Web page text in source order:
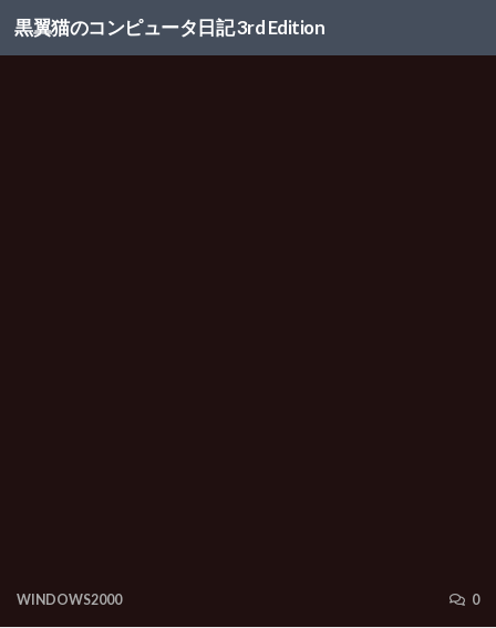
コンテンツへスキップ
黒翼猫のコンピュータ日記 3rd Edition
WINDOWS2000 0